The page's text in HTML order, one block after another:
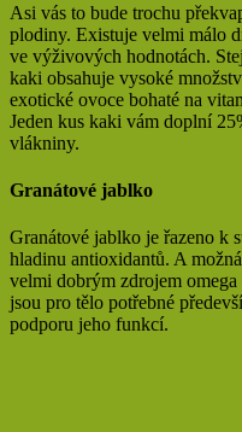
Asi vás to bude trochu
plodiny. Existuje velmi málo
ve výživových hodnotách.
kaki obsahuje vysoké
exotické ovoce bohaté na
Jeden kus kaki vám doplní
vlákniny.
Granátové jablko
Granátové jablko je řazeno k
hladinu antioxidantů. A
velmi dobrým zdrojem
jsou pro tělo potřebné
podporu jeho funkcí.